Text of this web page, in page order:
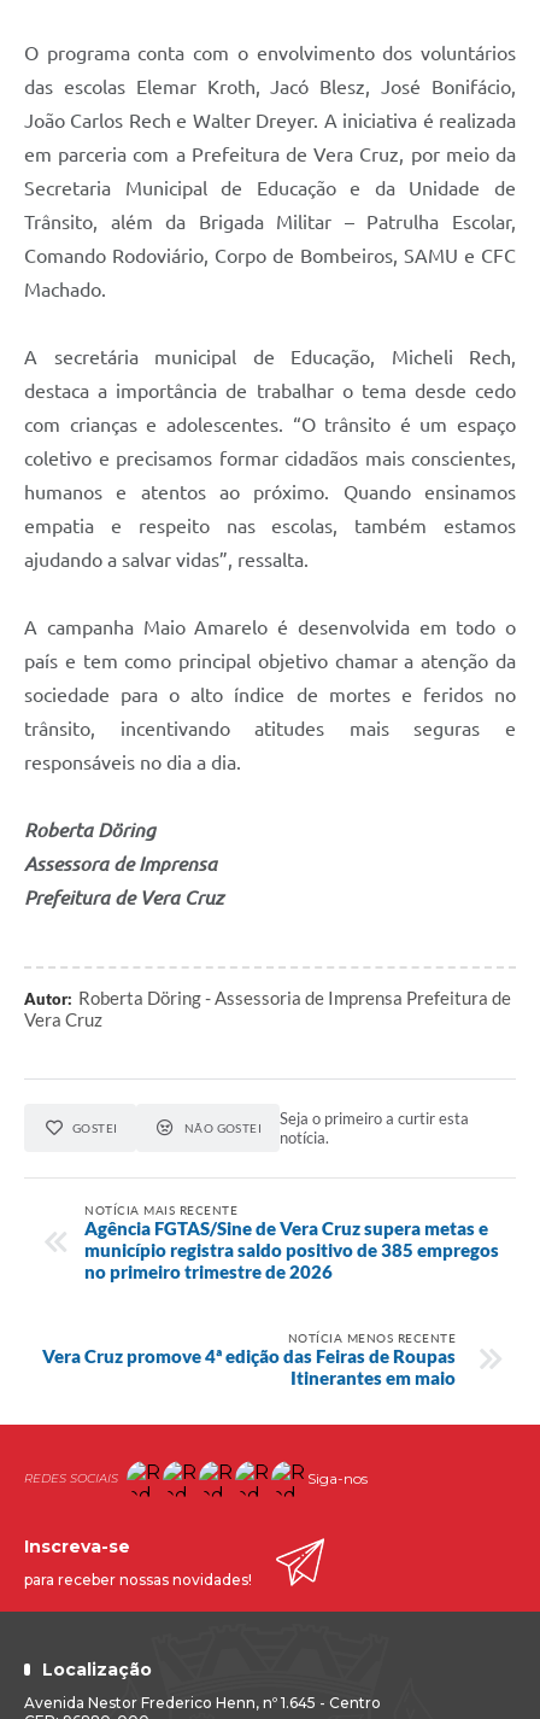
O programa conta com o envolvimento dos voluntários
das escolas Elemar Kroth, Jacó Blesz, José Bonifácio,
João Carlos Rech e Walter Dreyer. A iniciativa é realizada
em parceria com a Prefeitura de Vera Cruz, por meio da
Secretaria Municipal de Educação e da Unidade de
Trânsito, além da Brigada Militar – Patrulha Escolar,
Comando Rodoviário, Corpo de Bombeiros, SAMU e CFC
Machado.
A secretária municipal de Educação, Micheli Rech,
destaca a importância de trabalhar o tema desde cedo
com crianças e adolescentes. “O trânsito é um espaço
coletivo e precisamos formar cidadãos mais conscientes,
humanos e atentos ao próximo. Quando ensinamos
empatia e respeito nas escolas, também estamos
ajudando a salvar vidas”, ressalta.
A campanha Maio Amarelo é desenvolvida em todo o
país e tem como principal objetivo chamar a atenção da
sociedade para o alto índice de mortes e feridos no
trânsito, incentivando atitudes mais seguras e
responsáveis no dia a dia.
Roberta Döring
Assessora de Imprensa
Prefeitura de Vera Cruz
Autor: Roberta Döring - Assessoria de Imprensa Prefeitura de
Vera Cruz
GOSTEI NÃO GOSTEI
Seja o primeiro a curtir esta
notícia.
NOTÍCIA MAIS RECENTE
Agência FGTAS/Sine de Vera Cruz supera metas e
município registra saldo positivo de 385 empregos
no primeiro trimestre de 2026
NOTÍCIA MENOS RECENTE
Vera Cruz promove 4ª edição das Feiras de Roupas
Itinerantes em maio
Siga-nos
Localização
Avenida Nestor Frederico Henn, nº 1.645 - Centro
Inscreva-se
para receber nossas novidades!